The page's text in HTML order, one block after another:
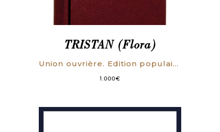
TRISTAN (Flora)
Union ouvrière. Edition populaire.
1.000€